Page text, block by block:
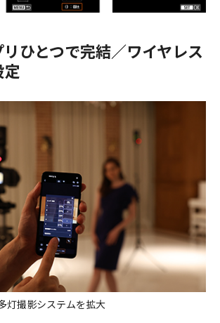
ひとつで完結／ワイヤレス
灯撮影システムを拡大